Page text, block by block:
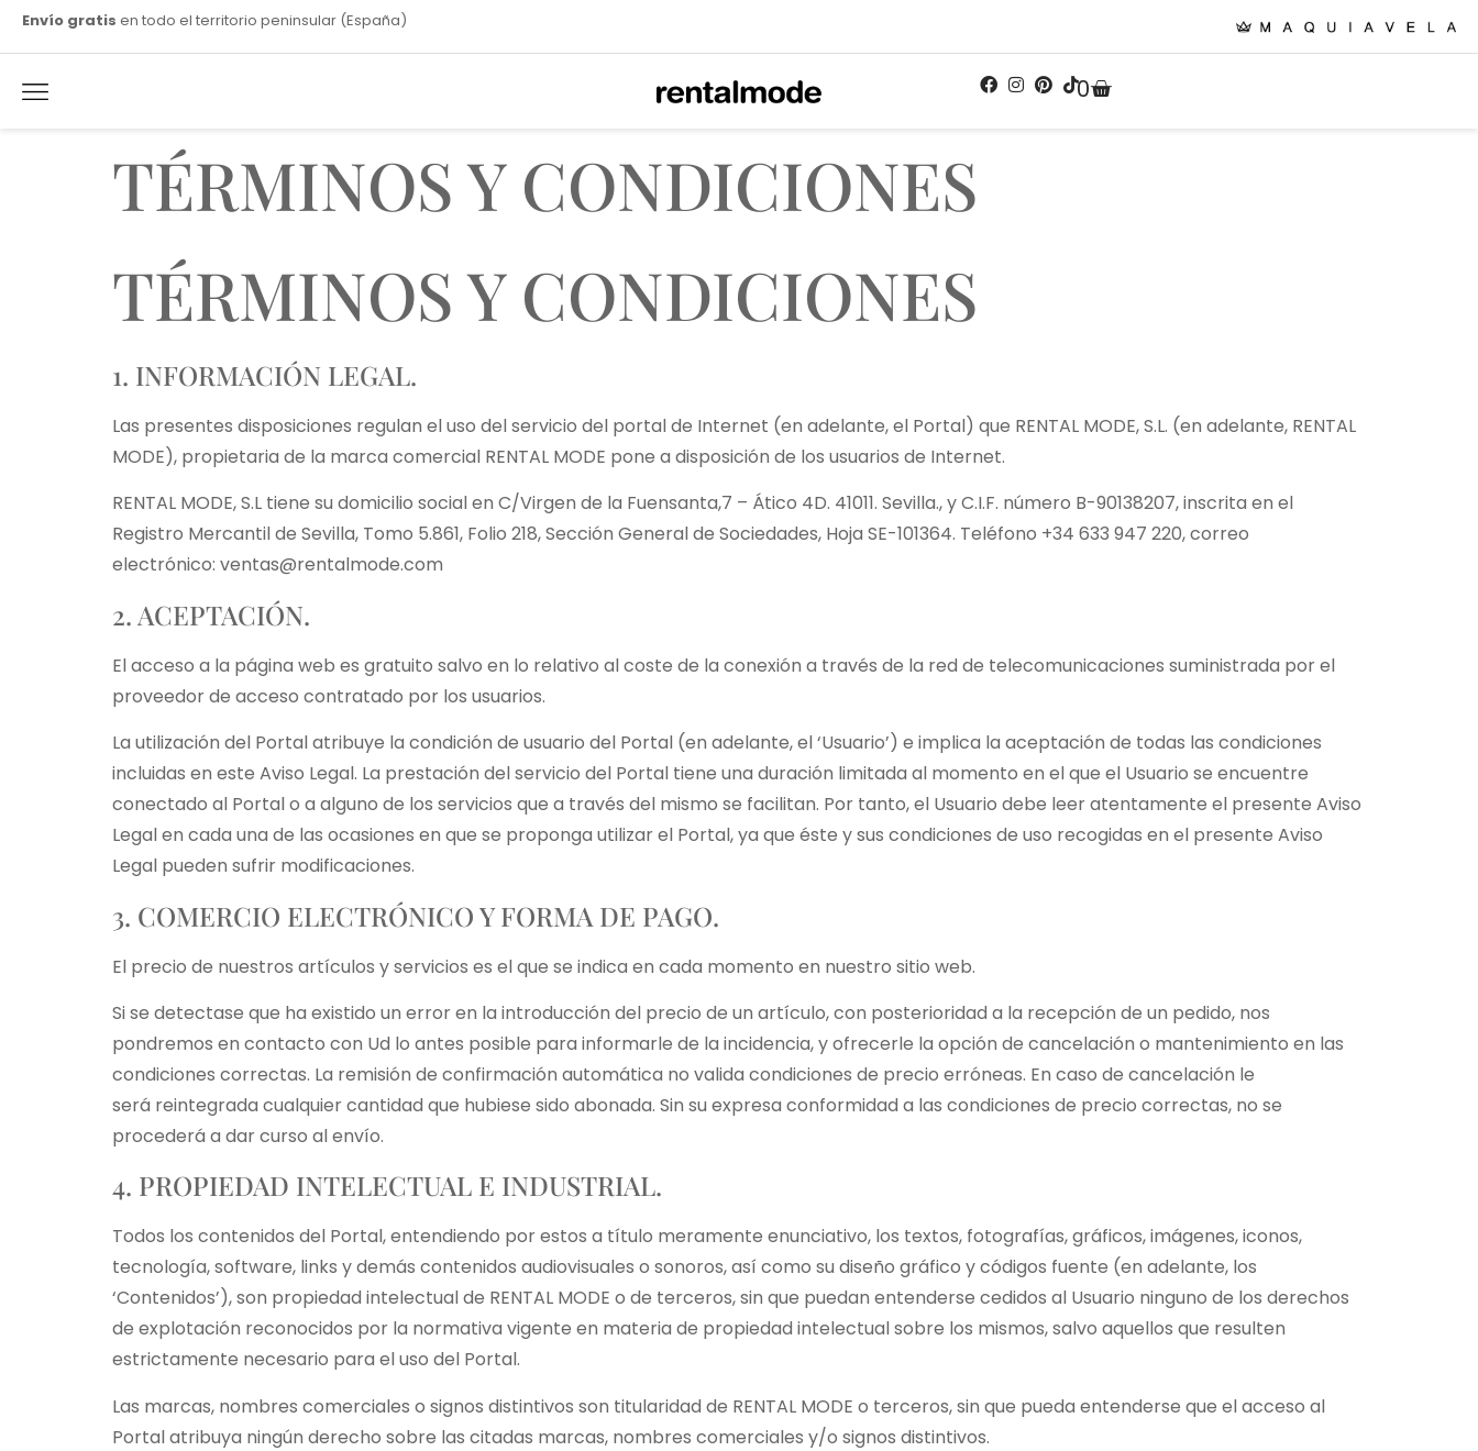
Envío gratis en todo el territorio peninsular (España)
0
TÉRMINOS Y CONDICIONES
TÉRMINOS Y CONDICIONES
1. INFORMACIÓN LEGAL.
Las presentes disposiciones regulan el uso del servicio del portal de Internet (en adelante, el Portal) que RENTAL MODE, S.L. (en adelante, RENTAL
MODE), propietaria de la marca comercial RENTAL MODE pone a disposición de los usuarios de Internet.
RENTAL MODE, S.L tiene su domicilio social en C/Virgen de la Fuensanta,7 – Ático 4D. 41011. Sevilla., y C.I.F. número B-90138207, inscrita en el
Registro Mercantil de Sevilla, Tomo 5.861, Folio 218, Sección General de Sociedades, Hoja SE-101364. Teléfono +34 633 947 220, correo
electrónico: ventas@rentalmode.com
2. ACEPTACIÓN.
El acceso a la página web es gratuito salvo en lo relativo al coste de la conexión a través de la red de telecomunicaciones suministrada por el
proveedor de acceso contratado por los usuarios.
La utilización del Portal atribuye la condición de usuario del Portal (en adelante, el ‘Usuario’) e implica la aceptación de todas las condiciones
incluidas en este Aviso Legal. La prestación del servicio del Portal tiene una duración limitada al momento en el que el Usuario se encuentre
conectado al Portal o a alguno de los servicios que a través del mismo se facilitan. Por tanto, el Usuario debe leer atentamente el presente Aviso
Legal en cada una de las ocasiones en que se proponga utilizar el Portal, ya que éste y sus condiciones de uso recogidas en el presente Aviso
Legal pueden sufrir modificaciones.
3. COMERCIO ELECTRÓNICO Y FORMA DE PAGO.
El precio de nuestros artículos y servicios es el que se indica en cada momento en nuestro sitio web.
Si se detectase que ha existido un error en la introducción del precio de un artículo, con posterioridad a la recepción de un pedido, nos
pondremos en contacto con Ud lo antes posible para informarle de la incidencia, y ofrecerle la opción de cancelación o mantenimiento en las
condiciones correctas. La remisión de confirmación automática no valida condiciones de precio erróneas. En caso de cancelación le
será reintegrada cualquier cantidad que hubiese sido abonada. Sin su expresa conformidad a las condiciones de precio correctas, no se
procederá a dar curso al envío.
4. PROPIEDAD INTELECTUAL E INDUSTRIAL.
Todos los contenidos del Portal, entendiendo por estos a título meramente enunciativo, los textos, fotografías, gráficos, imágenes, iconos,
tecnología, software, links y demás contenidos audiovisuales o sonoros, así como su diseño gráfico y códigos fuente (en adelante, los
‘Contenidos’), son propiedad intelectual de RENTAL MODE o de terceros, sin que puedan entenderse cedidos al Usuario ninguno de los derechos
de explotación reconocidos por la normativa vigente en materia de propiedad intelectual sobre los mismos, salvo aquellos que resulten
estrictamente necesario para el uso del Portal.
Las marcas, nombres comerciales o signos distintivos son titularidad de RENTAL MODE o terceros, sin que pueda entenderse que el acceso al
Portal atribuya ningún derecho sobre las citadas marcas, nombres comerciales y/o signos distintivos.